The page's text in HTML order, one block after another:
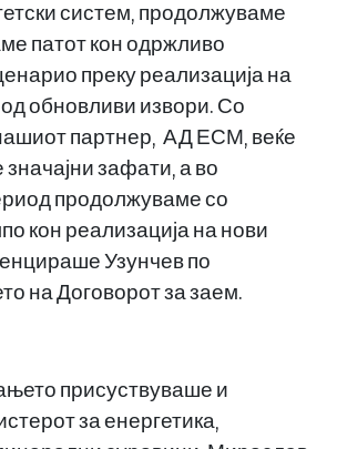
систем, продолжуваме
патот кон одржливо
преку реализација на
обновливи извори. Со
партнер, АД ЕСМ, веќе
зафати, а во
продолжуваме со
кон реализација на нови
Узунчев по
на Договорот за заем.
присуствуваше и
за енергетика,